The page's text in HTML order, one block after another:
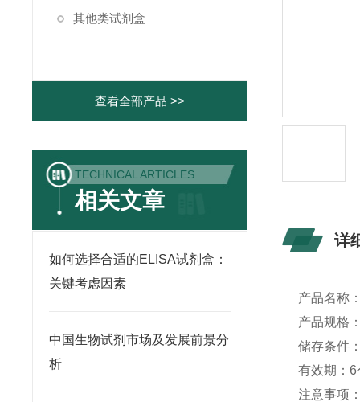
其他类试剂盒
查看全部产品 >>
TECHNICAL ARTICLES
相关文章
如何选择合适的ELISA试剂盒：
关键考虑因素
中国生物试剂市场及发展前景分
析
详
产品名称
产品规格
储存条件
有效期：6
注意事项